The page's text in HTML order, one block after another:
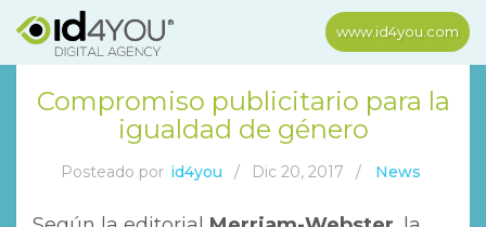
www.id4you.com
Compromiso publicitario para la
igualdad de género
Posteado por id4you / Dic 20, 2017 / News